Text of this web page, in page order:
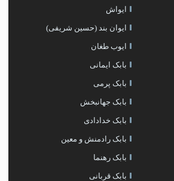
ایواش
ایوان بند (حسین شریفی)
ایوب طغان
بابک ایمانی
بابک پرمی
بابک جهانبخش
بابک خدادادی
بابک رادمنش و معین
بابک رهنما
بابک قربانی